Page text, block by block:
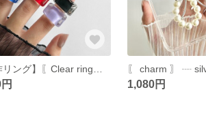
1,080円